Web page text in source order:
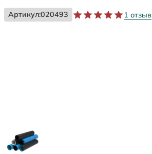
Артикул:020493 1 отзыв